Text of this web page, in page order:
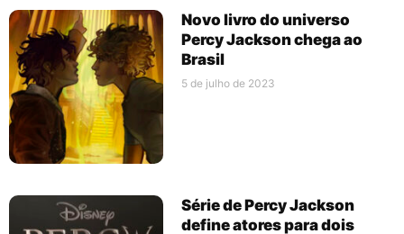
Novo livro do universo
Percy Jackson chega ao
Brasil
5 de julho de 2023
Série de Percy Jackson
define atores para dois